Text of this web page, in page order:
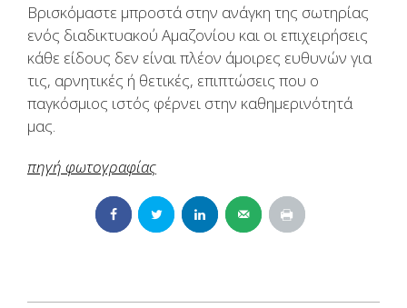
Βρισκόμαστε μπροστά στην ανάγκη της σωτηρίας
ενός διαδικτυακού Αμαζονίου και οι επιχειρήσεις
κάθε είδους δεν είναι πλέον άμοιρες ευθυνών για
τις, αρνητικές ή θετικές, επιπτώσεις που ο
παγκόσμιος ιστός φέρνει στην καθημερινότητά
μας.
πηγή φωτογραφίας